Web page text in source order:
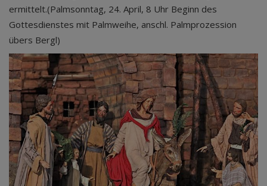
ermittelt.(Palmsonntag, 24. April, 8 Uhr Beginn des
Gottesdienstes mit Palmweihe, anschl. Palmprozession
übers Bergl)